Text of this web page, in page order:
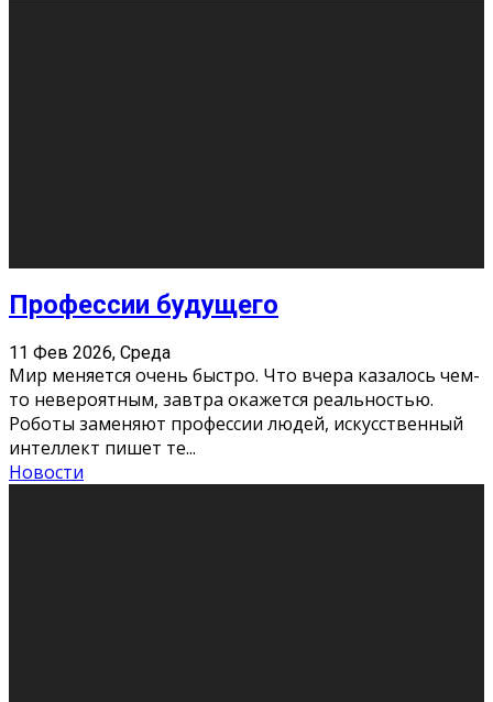
Как бороться со стрессом
11 Фев 2026, Среда
Стресс – нормальная реакция организма, когда
факторов, воздействующих на твой организм
больше, чем ресурсов. Есть советы, как бороться со
стрессовым состояни
Новости